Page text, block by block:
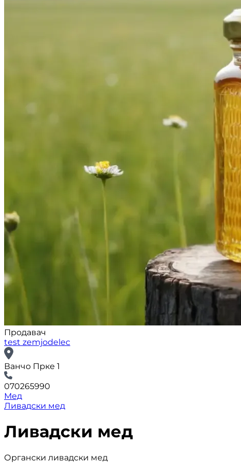
Продавач
test zemjodelec
Ванчо Прке 1
070265990
Мед
Ливадски мед
Ливадски мед
Органски ливадски мед